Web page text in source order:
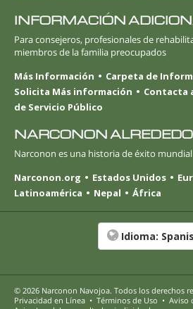
INFORMACIÓN
Para consejeros, profesionales de
miembros de la familia preocupados
Más Información
Carpeta de
Solicita Más información
Contacta
de Servicio Público
NARCONON
Narconon es una historia de éxito mundial
Narconon.org
Estados Unidos
Latinoamérica
Nepal África
Idioma:
© 2026 Narconon Navojoa. Todos los derechos
Privacidad en Línea • Términos de Uso • Aviso